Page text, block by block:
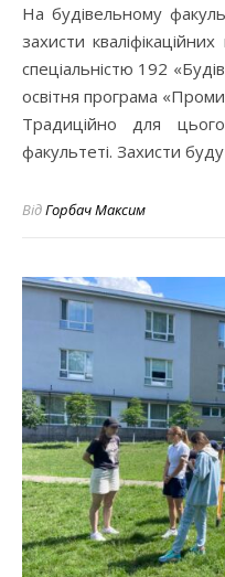
На будівельному факультеті з 17 червня розпочалися
захисти
спеціальністю 192
освітня програма
Традиційно для
факультеті. Захисти
ВідГорбач Максим